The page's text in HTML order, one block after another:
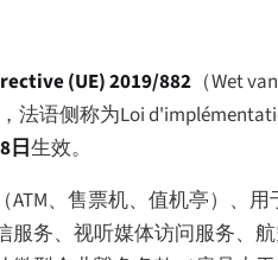
(UE) 2019/882 （Wet
，法语侧称为Loi
日生效。
、售票机、值机亭）、
务、视听媒体访问服务、